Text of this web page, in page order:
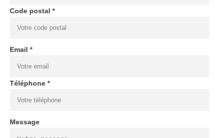
Code postal *
Email *
Téléphone *
Message